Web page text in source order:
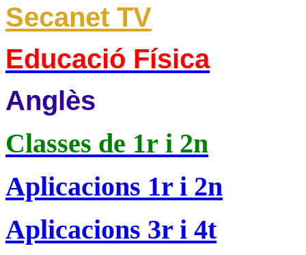
Secanet TV
Educació Física
Anglès
Classes de 1r i 2n
Aplicacions 1r i 2n
Aplicacions 3r i 4t